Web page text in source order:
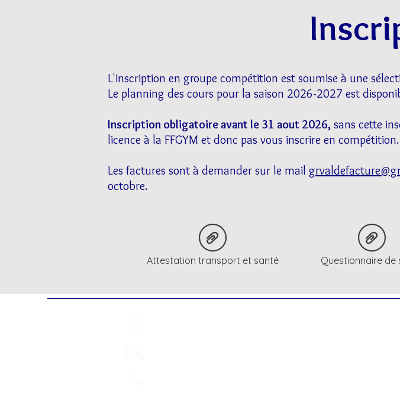
L'inscription en groupe compétition est soumise à une
Le planning des cours pour la saison 2026-2027 est
Inscription obligatoire avant le 31 aout 2026, sans cette
licence à la FFGYM et donc pas vous inscrire en compétition.
Les factures sont à demander sur le mail
octobre.
Attestation transport et santé Questionnaire de